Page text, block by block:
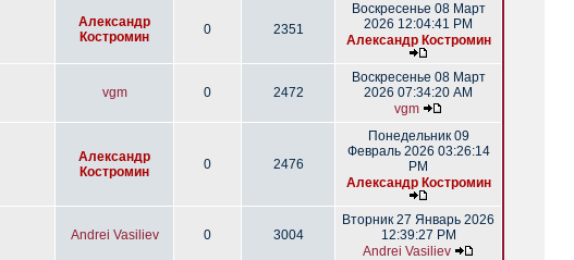
Александр
Костромин
0 2351
Воскресенье 08 Март
2026 12:04:41 PM
Александр Костромин
vgm 0 2472
Воскресенье 08 Март
2026 07:34:20 AM
vgm
Александр
Костромин
0 2476
Понедельник 09
Февраль 2026 03:26:14
PM
Александр Костромин
Andrei Vasiliev 0 3004
Вторник 27 Январь 2026
12:39:27 PM
Andrei Vasiliev